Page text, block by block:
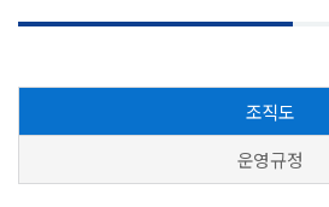
조직도
운영규정